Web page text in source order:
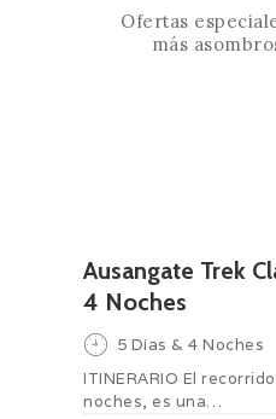
Ofertas
más
Ausangate Trek
4 Noches
5 Días & 4 Noches
ITINERARIO El
noches, es una…